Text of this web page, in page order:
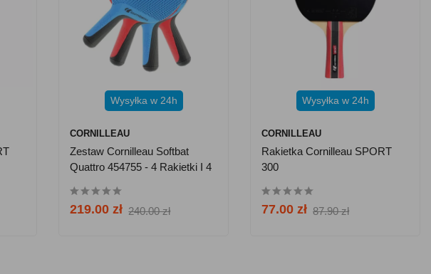
Wysyłka w 24h
CORNILLEAU
Zestaw Cornilleau Softbat
Quattro 454755 - 4 Rakietki I 4
219.00 zł 240.00 zł
Wysyłka w 24h
CORNILLEAU
Rakietka Cornilleau SPORT
300
77.00 zł 87.90 zł